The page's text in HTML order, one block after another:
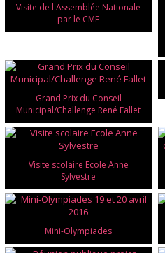
Visite de l'Assemblée Nationale
par le CME
Grand Prix du Conseil
Municipal/Challenge René Fallet
Visite scolaire Ecole Anne
Sylvestre
Mini-Olympiades